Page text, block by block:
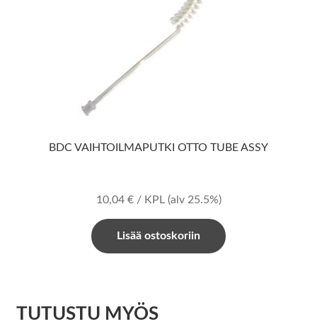
BDC VAIHTOILMAPUTKI OTTO TUBE ASSY
10,04 €/ KPL (alv 25.5%)
Lisää ostoskoriin
TUTUSTU MYÖS